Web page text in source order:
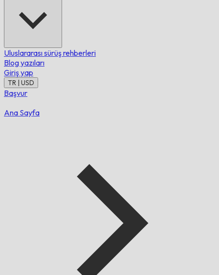
Uluslararası sürüş rehberleri
Blog yazıları
Giriş yap
TR | USD
Başvur
Ana Sayfa